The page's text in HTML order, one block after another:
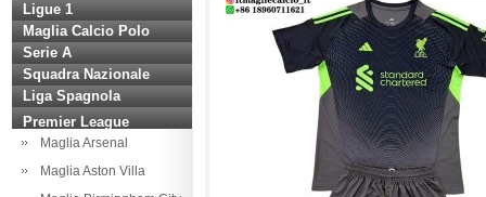
Ligue 1
Maglia Calcio Polo
Serie A
Squadra Nazionale
Liga Spagnola
Premier League
Maglia Arsenal
Maglia Aston Villa